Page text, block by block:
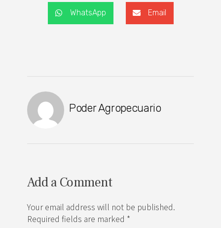
WhatsApp Email
Poder Agropecuario
Add a Comment
Your email address will not be published.
Required fields are marked *